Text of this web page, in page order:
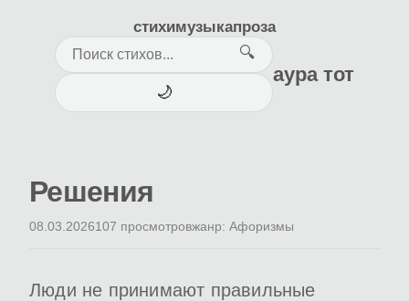
стихимузыкапроза
🔍
🌙
аура тот
Решения
08.03.2026107 просмотровжанр: Афоризмы
Люди не принимают правильные